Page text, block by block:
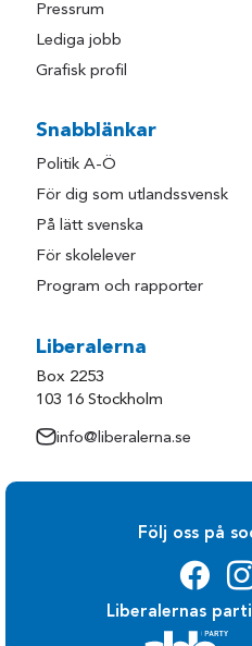
Pressrum
Lediga jobb
Grafisk profil
Snabblänkar
Politik A-Ö
För dig som utlandssvensk
På lätt svenska
För skolelever
Program och rapporter
Liberalerna
Box 2253
103 16 Stockholm
info@liberalerna.se
Följ oss på
Liberalernas